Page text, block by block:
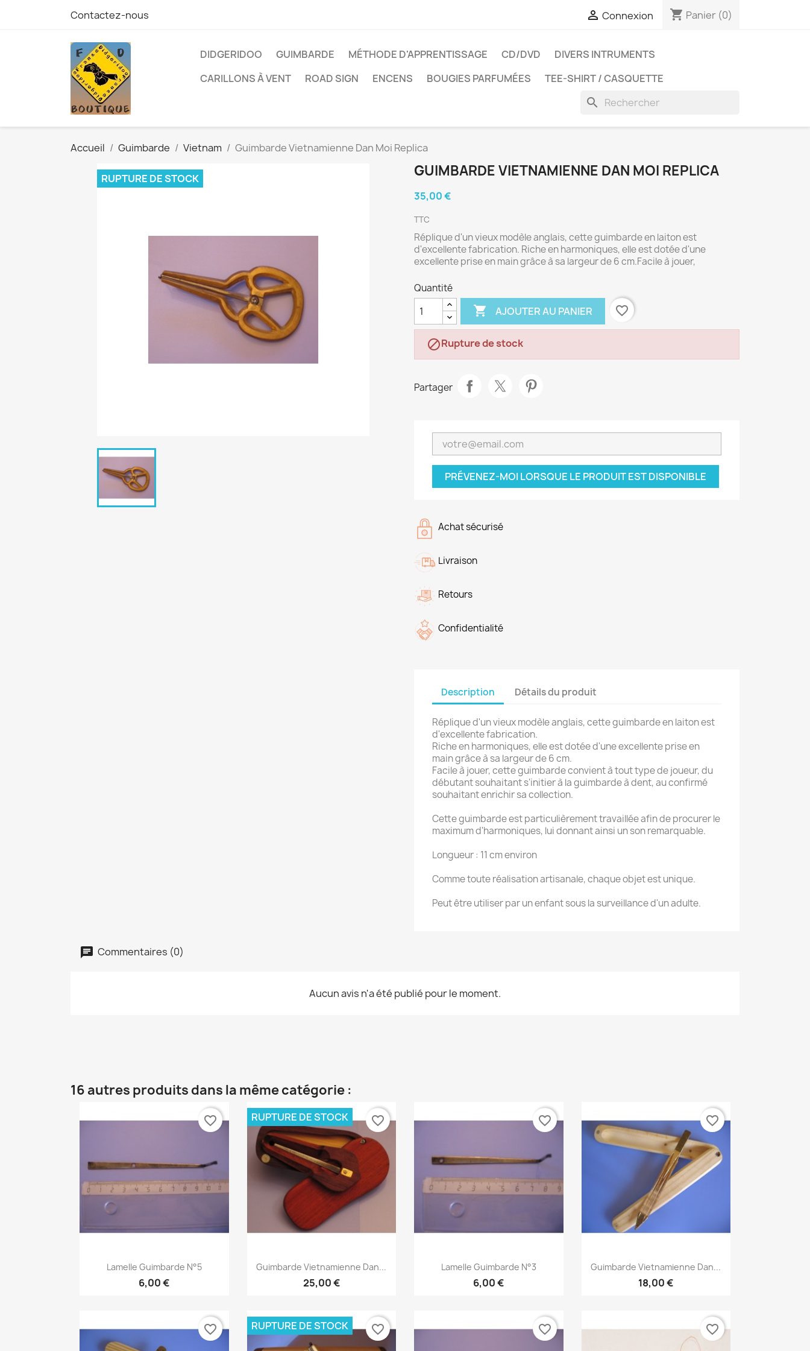
Contactez-nous  Connexion shopping_cart Panier (0)
DIDGERIDOO GUIMBARDE MÉTHODE D'APPRENTISSAGE CD/DVD
DIVERS INTRUMENTS
CARILLONS À VENT
ROAD SIGN ENCENS BOUGIES PARFUMÉES TEE-SHIRT / CASQUETTE
search
Accueil Guimbarde Vietnam Guimbarde Vietnamienne Dan Moi Replica
RUPTURE DE STOCK GUIMBARDE VIETNAMIENNE DAN MOI REPLICA
35,00 €
TTC
Réplique d'un vieux modèle anglais, cette guimbarde en laiton est
d'excellente fabrication. Riche en harmoniques, elle est dotée d'une
excellente prise en main grâce à sa largeur de 6 cm.Facile à jouer,
Quantité
 AJOUTER AU PANIER favorite_border
Rupture de stock
Partager
PRÉVENEZ-MOI LORSQUE LE PRODUIT EST DISPONIBLE
Achat sécurisé
Livraison
Retours
Confidentialité
Description Détails du produit
Réplique d'un vieux modèle anglais, cette guimbarde en laiton est
d'excellente fabrication.
Riche en harmoniques, elle est dotée d'une excellente prise en
main grâce à sa largeur de 6 cm.
Facile à jouer, cette guimbarde convient à tout type de joueur, du
débutant souhaitant s'initier à la guimbarde à dent, au confirmé
souhaitant enrichir sa collection.
Cette guimbarde est particulièrement travaillée afin de procurer le
maximum d'harmoniques, lui donnant ainsi un son remarquable.
Longueur : 11 cm environ
Comme toute réalisation artisanale, chaque objet est unique.
Peut être utiliser par un enfant sous la surveillance d'un adulte.
Commentaires (0)
Aucun avis n'a été publié pour le moment.
16 autres produits dans la même catégorie :
Aperçu rapide
Lamelle Guimbarde N°5
6,00 €
favorite_border
Aperçu rapide
Guimbarde Vietnamienne Dan...
25,00 €
RUPTURE DE STOCK favorite_border
Aperçu rapide
Lamelle Guimbarde N°3
6,00 €
favorite_border
Aperçu rapide
Guimbarde Vietnamienne Dan...
18,00 €
favorite_border
favorite_border RUPTURE DE STOCK favorite_border favorite_border favorite_border